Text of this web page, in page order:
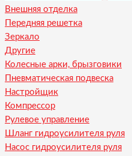
Внешняя отделка
Передняя решетка
Зеркало
Другие
Колесные арки, брызговики
Пневматическая подвеска
Настройщик
Компрессор
Рулевое управление
Шланг гидроусилителя руля
Насос гидроусилителя руля